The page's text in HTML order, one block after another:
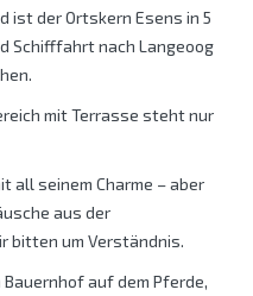
ist der Ortskern Esens in 5
Schifffahrt nach Langeoog
mit Terrasse steht nur
all seinem Charme – aber
aus der
bitten um Verständnis.
auf dem Pferde,